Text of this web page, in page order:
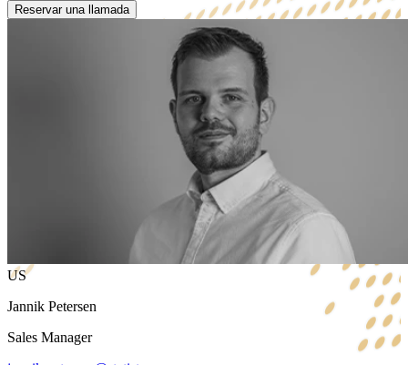
Reservar una llamada
US
Jannik Petersen
Sales Manager